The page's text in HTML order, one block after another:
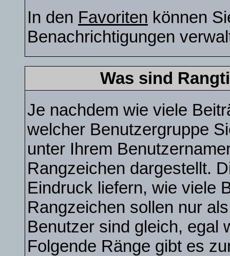
In den Favoriten können
Benachrichtigungen
Was sind
Je nachdem wie viele
welcher Benutzergruppe
unter Ihrem
Rangzeichen dargestellt.
Eindruck liefern, wie viele
Rangzeichen sollen nur
Benutzer sind gleich, egal
Folgende Ränge gibt es